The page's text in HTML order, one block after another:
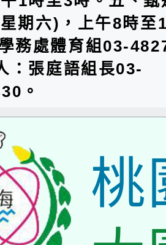
期六)，上午8時至
務處體育組03-
：張庭語組長03-
。
桃